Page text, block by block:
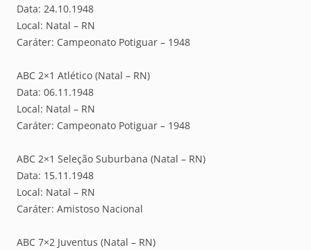
Data: 24.10.1948
Local: Natal – RN
Caráter: Campeonato Potiguar – 1948
ABC 2×1 Atlético (Natal – RN)
Data: 06.11.1948
Local: Natal – RN
Caráter: Campeonato Potiguar – 1948
ABC 2×1 Seleção Suburbana (Natal – RN)
Data: 15.11.1948
Local: Natal – RN
Caráter: Amistoso Nacional
ABC 7×2 Juventus (Natal – RN)